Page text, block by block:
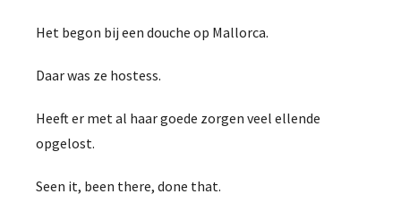
Het begon bij een douche op Mallorca.
Daar was ze hostess.
Heeft er met al haar goede zorgen veel ellende
opgelost.
Seen it, been there, done that.